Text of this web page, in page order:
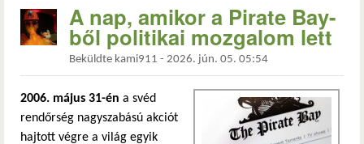
A nap, amikor a Pirate Bay-
ből politikai mozgalom lett
Beküldte kami911 - 2026. jún. 05. 05:54
2006. május 31-én a svéd
rendőrség nagyszabású akciót
hajtott végre a világ egyik